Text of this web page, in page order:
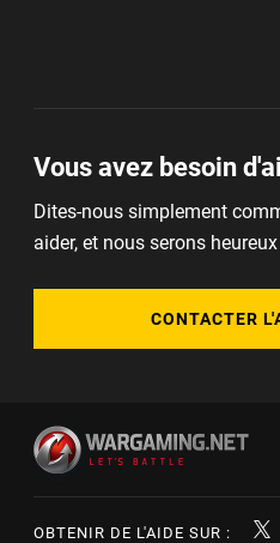
Vous avez besoin
Dites-nous simplement
aider, et nous serons
CONTACTER
OBTENIR DE L'AIDE SUR :